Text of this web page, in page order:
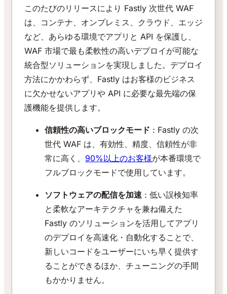
このたびのリリースにより Fastly 次世代 WAF
は、コンテナ、オンプレミス、クラウド、エッジ
など、あらゆる環境でアプリと API を保護し、
WAF 市場で最も柔軟性の高いデプロイが可能な
統合型ソリューションを実現しました。デプロイ
方法にかかわらず、Fastly はお客様のビジネス
に欠かせないアプリや API に必要な最先端の保
護機能を提供します。
信頼性の高いブロックモード : Fastly の次
世代 WAF は、有効性、精度、信頼性が非
常に高く、 90%以上のお客様が本番環境で
フルブロックモードで使用しています。
ソフトウェアの配信を加速 : 低い誤検知率
と柔軟なアーキテクチャを兼ね備えた
Fastly のソリューションを活用してアプリ
のデプロイを高速化・自動化することで、
新しいコードをユーザーにいち早く提供す
ることができるほか、チューニングの手間
もかかりません。